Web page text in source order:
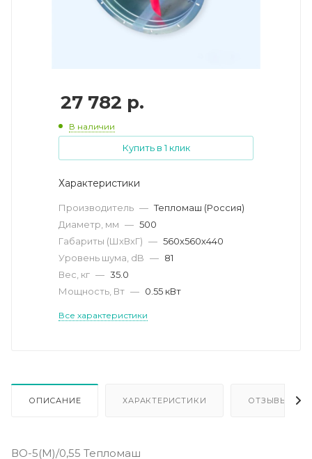
27 782 р.
В наличии
Купить в 1 клик
Характеристики
Производитель — Тепломаш (Россия)
Диаметр, мм — 500
Габариты (ШхВхГ) — 560х560х440
Уровень шума, dB — 81
Вес, кг — 35.0
Мощность, Вт — 0.55 кВт
Все характеристики
ОПИСАНИЕ ХАРАКТЕРИСТИКИ ОТЗЫВЫ
ВО-5(М)/0,55 Тепломаш